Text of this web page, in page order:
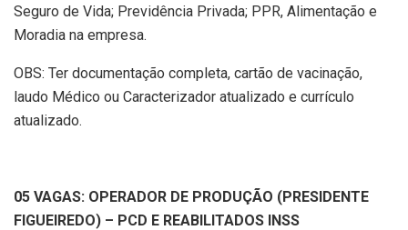
Seguro de Vida; Previdência Privada; PPR, Alimentação e
Moradia na empresa.
OBS: Ter documentação completa, cartão de vacinação,
laudo Médico ou Caracterizador atualizado e currículo
atualizado.
05 VAGAS: OPERADOR DE PRODUÇÃO (PRESIDENTE
FIGUEIREDO) – PCD E REABILITADOS INSS